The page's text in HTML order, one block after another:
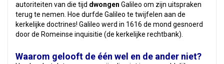
autoriteiten van die tijd dwongen Galileo om zijn uitspraken
terug te nemen. Hoe durfde Galileo te twijfelen aan de
kerkelijke doctrines! Galileo werd in 1616 de mond gesnoerd
door de Romeinse inquisitie (de kerkelijke rechtbank).
Waarom gelooft de één wel en de ander niet?